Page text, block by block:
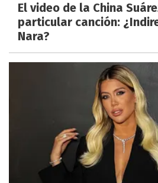
El video de la China
particular canción:
Nara?